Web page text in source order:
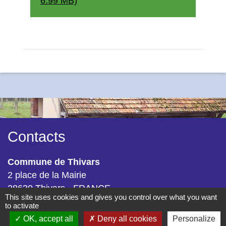
Contacts
Commune de Thivars
2 place de la Mairie
28630 Thivars - FRANCE
+33 2 37 26 40 21
This site uses cookies and gives you control over what you want
to activate
OK, accept all
Deny all cookies Personalize